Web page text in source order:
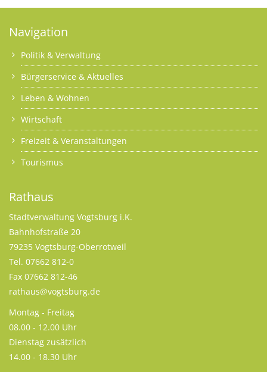
Navigation
Politik & Verwaltung
Bürgerservice & Aktuelles
Leben & Wohnen
Wirtschaft
Freizeit & Veranstaltungen
Tourismus
Rathaus
Stadtverwaltung Vogtsburg i.K.
Bahnhofstraße 20
79235 Vogtsburg-Oberrotweil
Tel. 07662 812-0
Fax 07662 812-46
rathaus@vogtsburg.de
Montag - Freitag
08.00 - 12.00 Uhr
Dienstag zusätzlich
14.00 - 18.30 Uhr